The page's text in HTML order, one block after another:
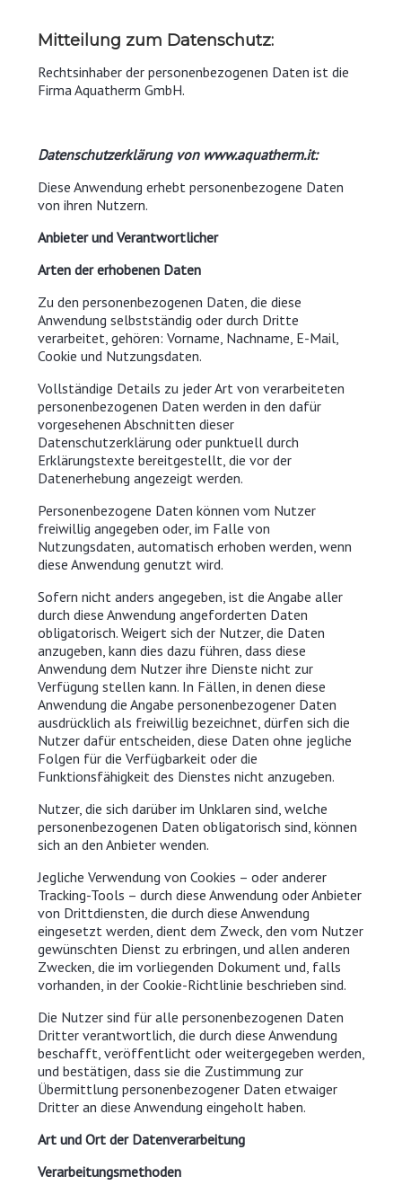
Mitteilung zum Datenschutz:
Rechtsinhaber der personenbezogenen Daten ist die
Firma Aquatherm GmbH.
Datenschutzerklärung von www.aquatherm.it:
Diese Anwendung erhebt personenbezogene Daten
von ihren Nutzern.
Anbieter und Verantwortlicher
Arten der erhobenen Daten
Zu den personenbezogenen Daten, die diese
Anwendung selbstständig oder durch Dritte
verarbeitet, gehören: Vorname, Nachname, E-Mail,
Cookie und Nutzungsdaten.
Vollständige Details zu jeder Art von verarbeiteten
personenbezogenen Daten werden in den dafür
vorgesehenen Abschnitten dieser
Datenschutzerklärung oder punktuell durch
Erklärungstexte bereitgestellt, die vor der
Datenerhebung angezeigt werden.
Personenbezogene Daten können vom Nutzer
freiwillig angegeben oder, im Falle von
Nutzungsdaten, automatisch erhoben werden, wenn
diese Anwendung genutzt wird.
Sofern nicht anders angegeben, ist die Angabe aller
durch diese Anwendung angeforderten Daten
obligatorisch. Weigert sich der Nutzer, die Daten
anzugeben, kann dies dazu führen, dass diese
Anwendung dem Nutzer ihre Dienste nicht zur
Verfügung stellen kann. In Fällen, in denen diese
Anwendung die Angabe personenbezogener Daten
ausdrücklich als freiwillig bezeichnet, dürfen sich die
Nutzer dafür entscheiden, diese Daten ohne jegliche
Folgen für die Verfügbarkeit oder die
Funktionsfähigkeit des Dienstes nicht anzugeben.
Nutzer, die sich darüber im Unklaren sind, welche
personenbezogenen Daten obligatorisch sind, können
sich an den Anbieter wenden.
Jegliche Verwendung von Cookies – oder anderer
Tracking-Tools – durch diese Anwendung oder Anbieter
von Drittdiensten, die durch diese Anwendung
eingesetzt werden, dient dem Zweck, den vom Nutzer
gewünschten Dienst zu erbringen, und allen anderen
Zwecken, die im vorliegenden Dokument und, falls
vorhanden, in der Cookie-Richtlinie beschrieben sind.
Die Nutzer sind für alle personenbezogenen Daten
Dritter verantwortlich, die durch diese Anwendung
beschafft, veröffentlicht oder weitergegeben werden,
und bestätigen, dass sie die Zustimmung zur
Übermittlung personenbezogener Daten etwaiger
Dritter an diese Anwendung eingeholt haben.
Art und Ort der Datenverarbeitung
Verarbeitungsmethoden